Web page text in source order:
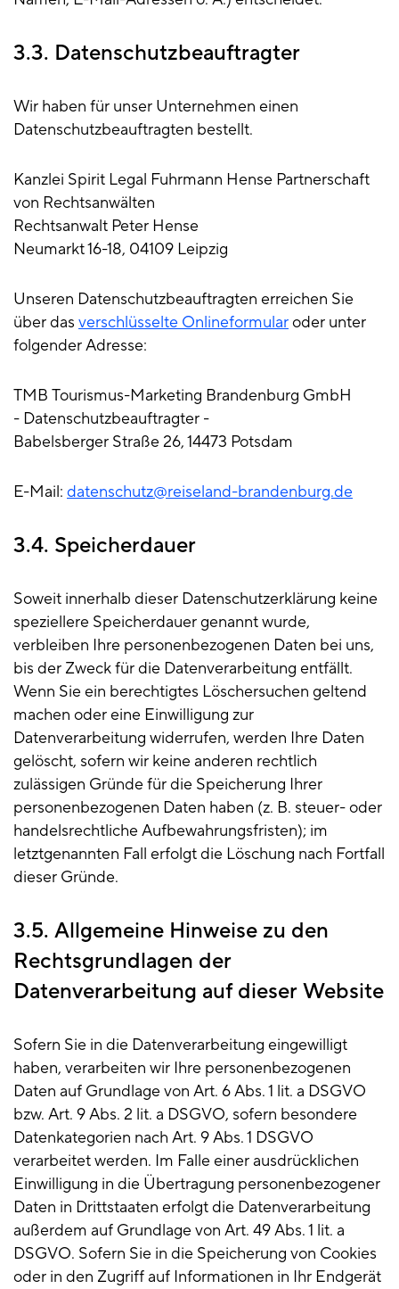
3.3. Datenschutzbeauftragter
Wir haben für unser Unternehmen einen
Datenschutzbeauftragten bestellt.
Kanzlei Spirit Legal Fuhrmann Hense Partnerschaft
von Rechtsanwälten
Rechtsanwalt Peter Hense
Neumarkt 16-18, 04109 Leipzig
Unseren Datenschutzbeauftragten erreichen Sie
über das verschlüsselte Onlineformularoder unter
folgender Adresse:
TMB Tourismus-Marketing Brandenburg GmbH
- Datenschutzbeauftragter -
Babelsberger Straße 26, 14473 Potsdam
E-Mail: datenschutz@reiseland-brandenburg.de
3.4. Speicherdauer
Soweit innerhalb dieser Datenschutzerklärung keine
speziellere Speicherdauer genannt wurde,
verbleiben Ihre personenbezogenen Daten bei uns,
bis der Zweck für die Datenverarbeitung entfällt.
Wenn Sie ein berechtigtes Löschersuchen geltend
machen oder eine Einwilligung zur
Datenverarbeitung widerrufen, werden Ihre Daten
gelöscht, sofern wir keine anderen rechtlich
zulässigen Gründe für die Speicherung Ihrer
personenbezogenen Daten haben (z. B. steuer- oder
handelsrechtliche Aufbewahrungsfristen); im
letztgenannten Fall erfolgt die Löschung nach Fortfall
dieser Gründe.
3.5. Allgemeine Hinweise zu den
Rechtsgrundlagen der
Datenverarbeitung auf dieser Website
Sofern Sie in die Datenverarbeitung eingewilligt
haben, verarbeiten wir Ihre personenbezogenen
Daten auf Grundlage von Art. 6 Abs. 1 lit. a DSGVO
bzw. Art. 9 Abs. 2 lit. a DSGVO, sofern besondere
Datenkategorien nach Art. 9 Abs. 1 DSGVO
verarbeitet werden. Im Falle einer ausdrücklichen
Einwilligung in die Übertragung personenbezogener
Daten in Drittstaaten erfolgt die Datenverarbeitung
außerdem auf Grundlage von Art. 49 Abs. 1 lit. a
DSGVO. Sofern Sie in die Speicherung von Cookies
oder in den Zugriff auf Informationen in Ihr Endgerät